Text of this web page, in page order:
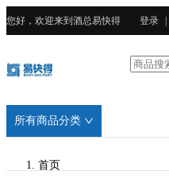
您好，欢迎来到酒总易快得 登录
所有商品分类
首页